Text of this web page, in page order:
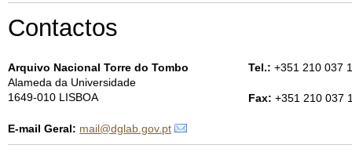
Contactos
Arquivo Nacional Torre do Tombo
Alameda da Universidade
1649-010 LISBOA
Tel.: +351 210 037
Fax: +351 210 037
E-mail Geral: mail@dglab.gov.pt